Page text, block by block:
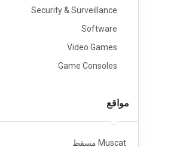
Security & Surveillance
Software
Video Games
Game Consoles
مواقع
Muscat مسقط